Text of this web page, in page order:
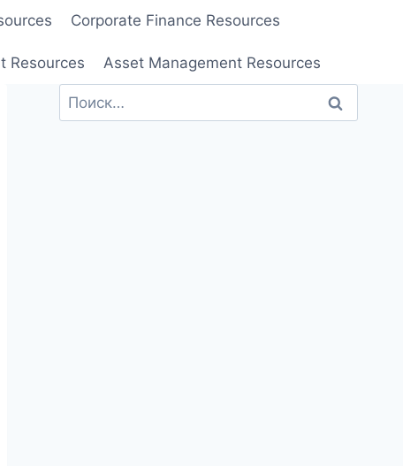
Corporate Finance Resources
Resources Asset Management Resources
Найти: